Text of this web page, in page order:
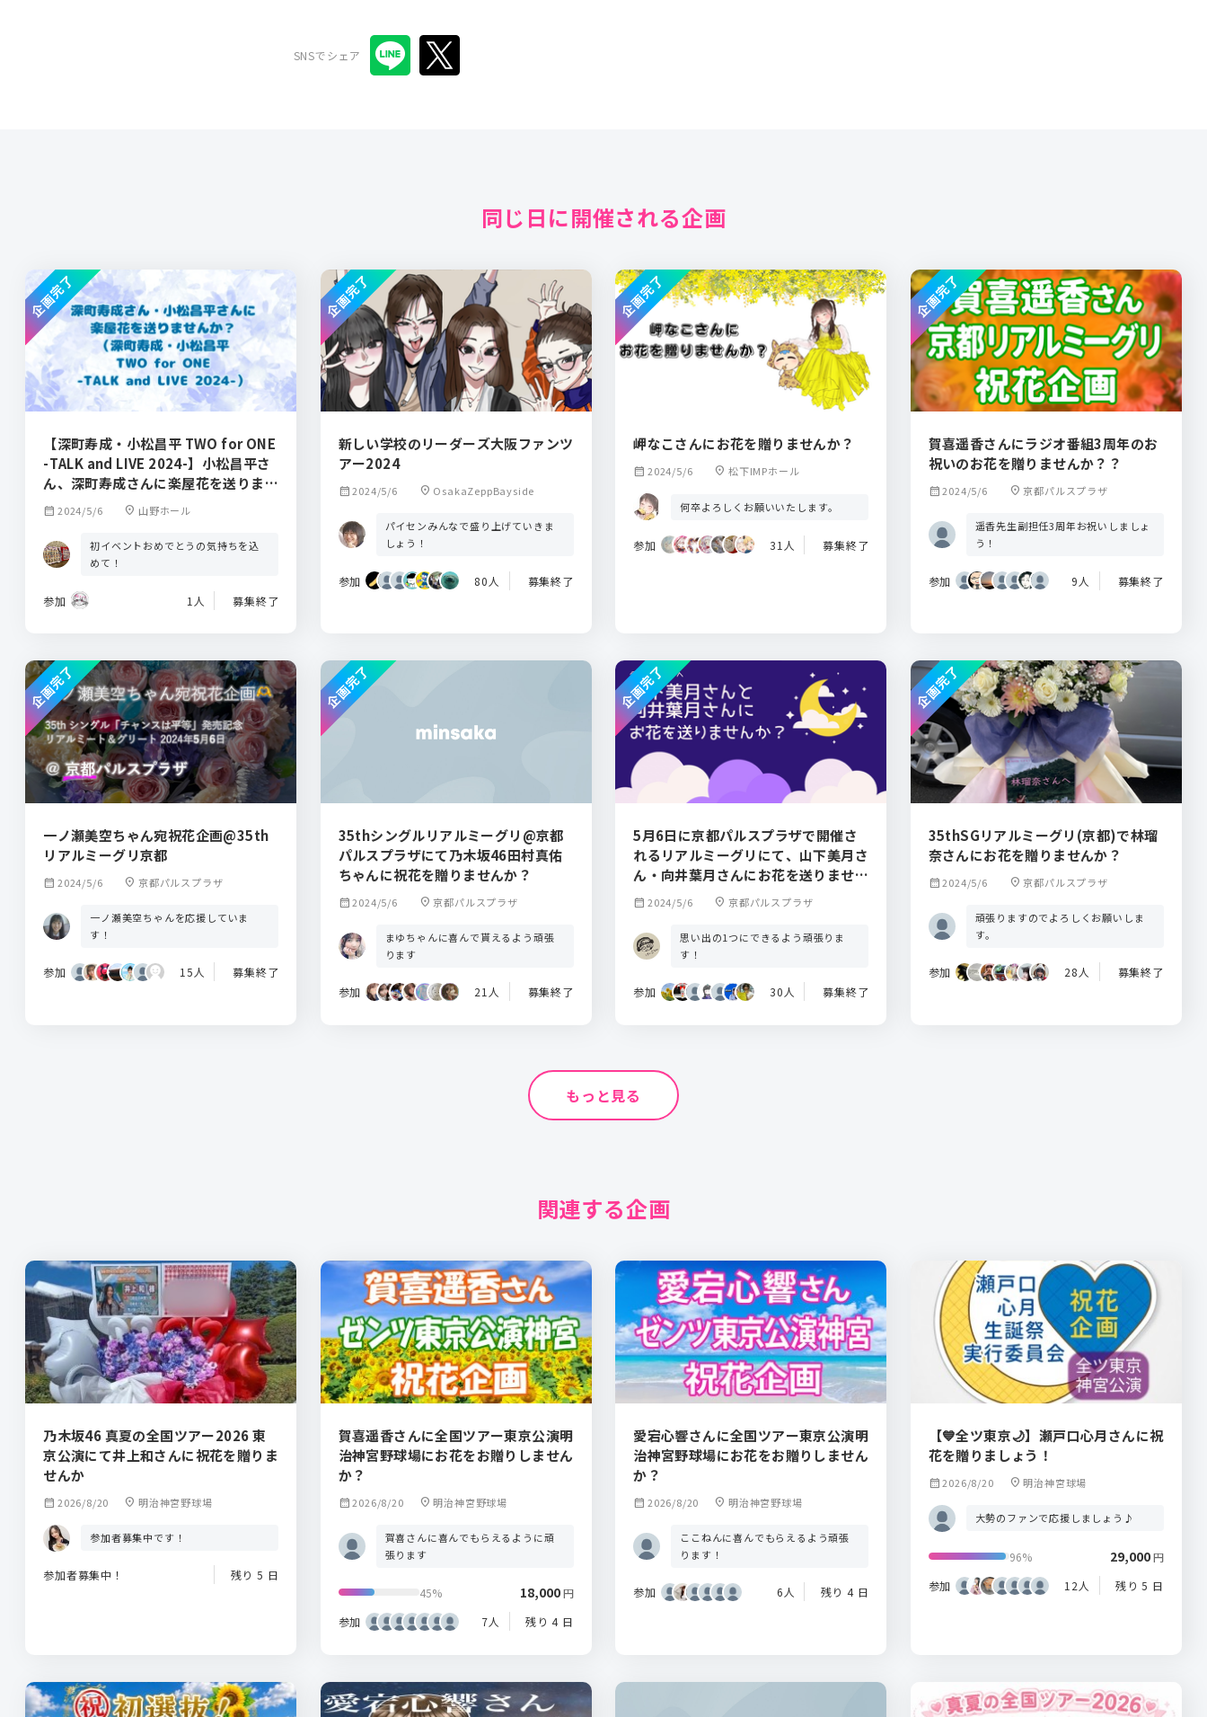
SNSでシェア
同じ日に開催される企画
【深町寿成・小松昌平 TWO for ONE
-TALK and LIVE 2024-】小松昌平さ
ん、深町寿成さんに楽屋花を送りませ
んか？
calendar_month 2024/5/6 location_on 山野ホール
初イベントおめでとうの気持ちを込
めて！
参加 1人 募集終了
企画完了
新しい学校のリーダーズ大阪ファンツ
アー2024
calendar_month2024/5/6 location_on OsakaZeppBayside
パイセンみんなで盛り上げていきま
しょう！
参加 80人 募集終了
企画完了
岬なこさんにお花を贈りませんか？
calendar_month 2024/5/6 location_on 松下IMPホール
何卒よろしくお願いいたします。
参加 31人 募集終了
企画完了
賀喜遥香さんにラジオ番組3周年のお
祝いのお花を贈りませんか？？
calendar_month2024/5/6 location_on 京都パルスプラザ
遥香先生副担任3周年お祝いしましょ
う！
参加 9人 募集終了
企画完了
一ノ瀬美空ちゃん宛祝花企画@35th
リアルミーグリ京都
calendar_month 2024/5/6 location_on 京都パルスプラザ
一ノ瀬美空ちゃんを応援していま
す！
参加 15人 募集終了
企画完了
35thシングルリアルミーグリ@京都
パルスプラザにて乃木坂46田村真佑
ちゃんに祝花を贈りませんか？
calendar_month2024/5/6 location_on 京都パルスプラザ
まゆちゃんに喜んで貰えるよう頑張
ります
参加 21人 募集終了
企画完了
5月6日に京都パルスプラザで開催さ
れるリアルミーグリにて、山下美月さ
ん・向井葉月さんにお花を送りません
か？
calendar_month 2024/5/6 location_on 京都パルスプラザ
思い出の1つにできるよう頑張りま
す！
参加 30人 募集終了
企画完了
35thSGリアルミーグリ(京都)で林瑠
奈さんにお花を贈りませんか？
calendar_month2024/5/6 location_on 京都パルスプラザ
頑張りますのでよろしくお願いしま
す。
参加 28人 募集終了
企画完了
もっと見る
関連する企画
乃木坂46 真夏の全国ツアー2026 東
京公演にて井上和さんに祝花を贈りま
せんか
calendar_month 2026/8/20 location_on 明治神宮野球場
参加者募集中です！
参加者募集中！ 残り 5 日
賀喜遥香さんに全国ツアー東京公演明
治神宮野球場にお花をお贈りしません
か？
calendar_month2026/8/20 location_on 明治神宮野球場
賀喜さんに喜んでもらえるように頑
張ります
45% 18,000円
参加
7人 残り 4 日
愛宕心響さんに全国ツアー東京公演明
治神宮野球場にお花をお贈りしません
か？
calendar_month 2026/8/20 location_on 明治神宮野球場
ここねんに喜んでもらえるよう頑張
ります！
参加 6人 残り 4 日
【💙全ツ東京🌙】瀬戸口心月さんに祝
花を贈りましょう！
calendar_month2026/8/20 location_on 明治神宮球場
大勢のファンで応援しましょう♪
96% 29,000円
参加
12人 残り 5 日